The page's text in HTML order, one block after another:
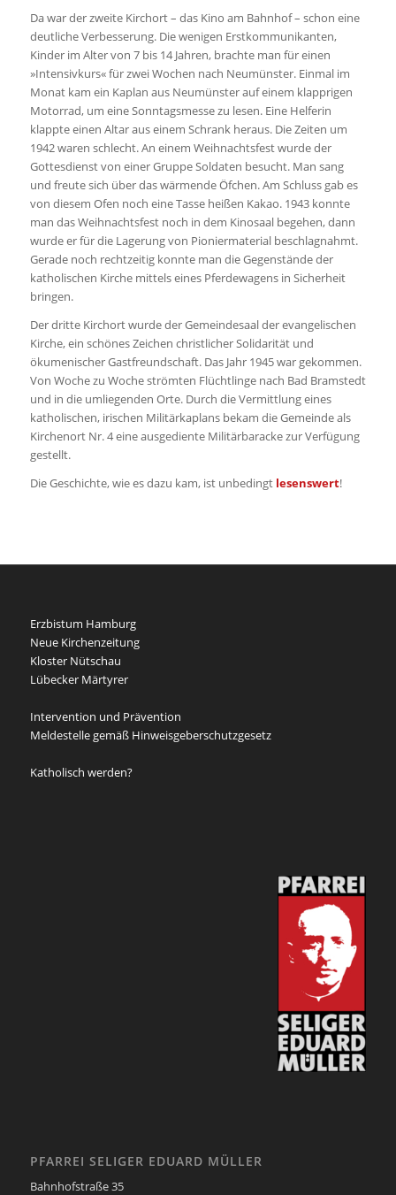
Da war der zweite Kirchort – das Kino am Bahnhof – schon eine
deutliche Verbesserung. Die wenigen Erstkommunikanten,
Kinder im Alter von 7 bis 14 Jahren, brachte man für einen
»Intensivkurs« für zwei Wochen nach Neumünster. Einmal im
Monat kam ein Kaplan aus Neumünster auf einem klapprigen
Motorrad, um eine Sonntagsmesse zu lesen. Eine Helferin
klappte einen Altar aus einem Schrank heraus. Die Zeiten um
1942 waren schlecht. An einem Weihnachtsfest wurde der
Gottesdienst von einer Gruppe Soldaten besucht. Man sang
und freute sich über das wärmende Öfchen. Am Schluss gab es
von diesem Ofen noch eine Tasse heißen Kakao. 1943 konnte
man das Weihnachtsfest noch in dem Kinosaal begehen, dann
wurde er für die Lagerung von Pioniermaterial beschlagnahmt.
Gerade noch rechtzeitig konnte man die Gegenstände der
katholischen Kirche mittels eines Pferdewagens in Sicherheit
bringen.
Der dritte Kirchort wurde der Gemeindesaal der evangelischen
Kirche, ein schönes Zeichen christlicher Solidarität und
ökumenischer Gastfreundschaft. Das Jahr 1945 war gekommen.
Von Woche zu Woche strömten Flüchtlinge nach Bad Bramstedt
und in die umliegenden Orte. Durch die Vermittlung eines
katholischen, irischen Militärkaplans bekam die Gemeinde als
Kirchenort Nr. 4 eine ausgediente Militärbaracke zur Verfügung
gestellt.
Die Geschichte, wie es dazu kam, ist unbedingt lesenswert!
Erzbistum Hamburg
Neue Kirchenzeitung
Kloster Nütschau
Lübecker Märtyrer
Intervention und Prävention
Meldestelle gemäß Hinweisgeberschutzgesetz
Katholisch werden?
PFARREI SELIGER EDUARD MÜLLER
Bahnhofstraße 35